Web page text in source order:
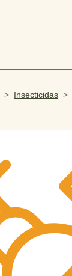
Insecticidas